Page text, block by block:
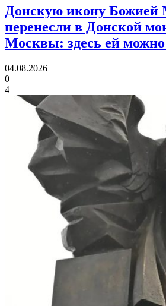
Донскую икону Божией
перенесли в Донской
Москвы: здесь ей
04.08.2026
0
4